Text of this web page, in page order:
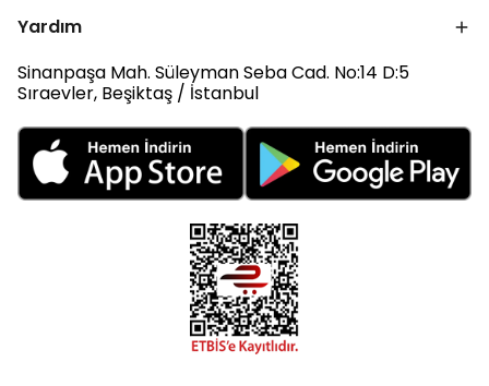
Yardım
Sinanpaşa Mah. Süleyman Seba Cad. No:14 D:5
Sıraevler, Beşiktaş / İstanbul